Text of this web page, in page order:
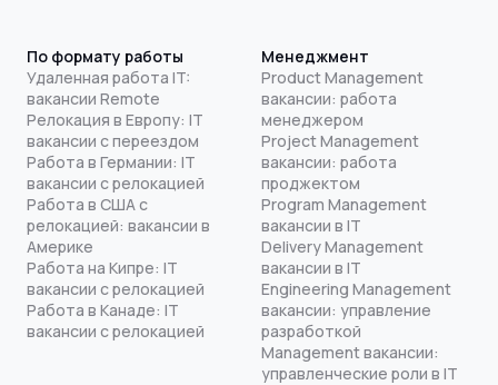
По формату работы
Удаленная работа IT:
вакансии Remote
Релокация в Европу: IT
вакансии с переездом
Работа в Германии: IT
вакансии с релокацией
Работа в США с
релокацией: вакансии в
Америке
Работа на Кипре: IT
вакансии с релокацией
Работа в Канаде: IT
вакансии с релокацией
Менеджмент
Product Management
вакансии: работа
менеджером
Project Management
вакансии: работа
проджектом
Program Management
вакансии в IT
Delivery Management
вакансии в IT
Engineering Management
вакансии: управление
разработкой
Management вакансии:
управленческие роли в IT